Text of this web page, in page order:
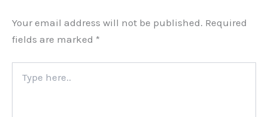
Your email address will not be published. Required
fields are marked *
here..